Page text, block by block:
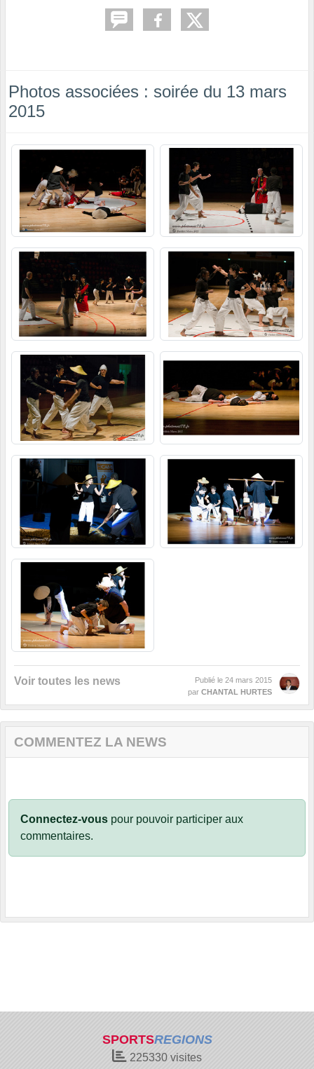
Photos associées : soirée du 13 mars
2015
Voir toutes les news Publié le 24 mars 2015
par CHANTAL HURTES
COMMENTEZ LA NEWS
Connectez-vous pour pouvoir participer aux
commentaires.
SPORTSREGIONS
225330 visites